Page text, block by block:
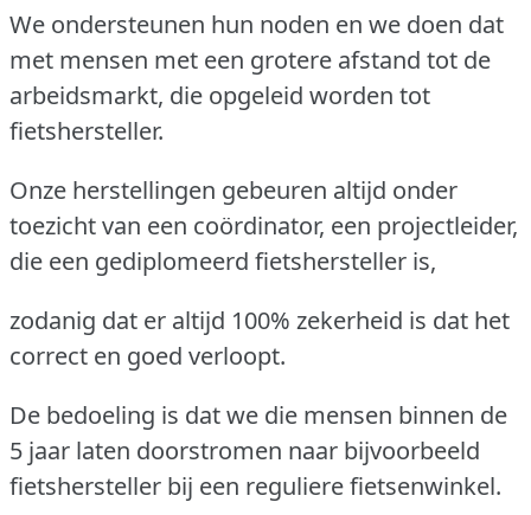
We ondersteunen hun noden en we doen dat
met mensen met een grotere afstand tot de
arbeidsmarkt, die opgeleid worden tot
fietshersteller.
Onze herstellingen gebeuren altijd onder
toezicht van een coördinator, een projectleider,
die een gediplomeerd fietshersteller is,
zodanig dat er altijd 100% zekerheid is dat het
correct en goed verloopt.
De bedoeling is dat we die mensen binnen de
5 jaar laten doorstromen naar bijvoorbeeld
fietshersteller bij een reguliere fietsenwinkel.